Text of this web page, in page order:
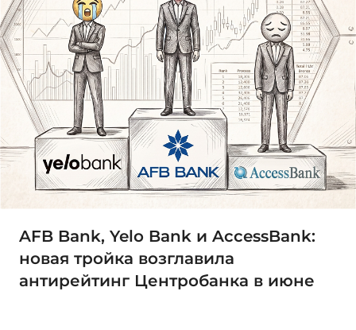
AFB Bank, Yelo Bank и AccessBank:
новая тройка возглавила
антирейтинг Центробанка в июне